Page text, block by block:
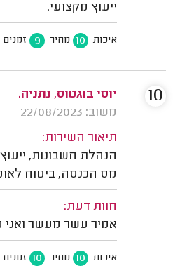
ייעוץ מקצועי.
איכות 10 מחיר 9 זמנים
יוסי בוגטוס, נתניה.
משוב: 22/08/2023
תיאור השירות:
הנהלת חשבונות,
מס הכנסה, ביטוח
חוות דעת:
אמיר עשר מעשר ואני
איכות 10 מחיר 10 זמנים
10